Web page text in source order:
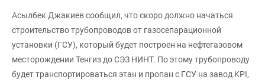
Асылбек Джакиев сообщил, что скоро должно начаться
строительство трубопроводов от газосепарационной
установки (ГСУ), который будет построен на нефтегазовом
месторождении Тенгиз до СЭЗ НИНТ. По этому трубопроводу
будет транспортироваться этан и пропан с ГСУ на завод KPI,